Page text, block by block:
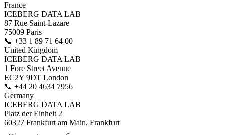
France
ICEBERG DATA LAB
87 Rue Saint-Lazare
75009 Paris
📞 +33 1 89 71 64 00
United Kingdom
ICEBERG DATA LAB
1 Fore Street Avenue
EC2Y 9DT London
📞 +44 20 4634 7956
Germany
ICEBERG DATA LAB
Platz der Einheit 2
60327 Frankfurt am Main, Frankfurt